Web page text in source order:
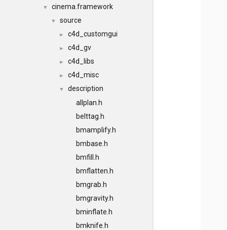
▼ cinema.framework
▼ source
► c4d_customgui
► c4d_gv
► c4d_libs
► c4d_misc
▼
description
allplan.h
belttag.h
bmamplify.h
bmbase.h
bmfill.h
bmflatten.h
bmgrab.h
bmgravity.h
bminflate.h
bmknife.h